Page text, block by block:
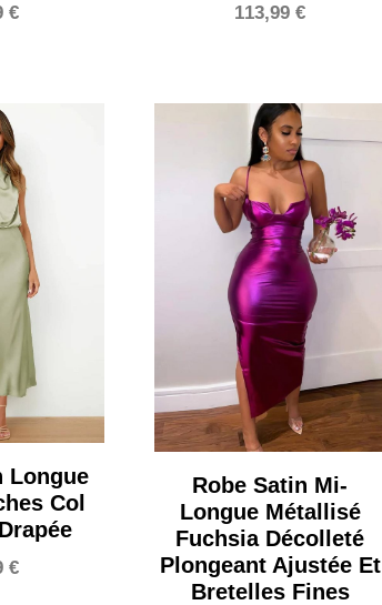
€ 113,99€
Longue
Col
€
Robe Satin Mi-
Longue Métallisé
Fuchsia Décolleté
Plongeant Ajustée Et
Bretelles Fines